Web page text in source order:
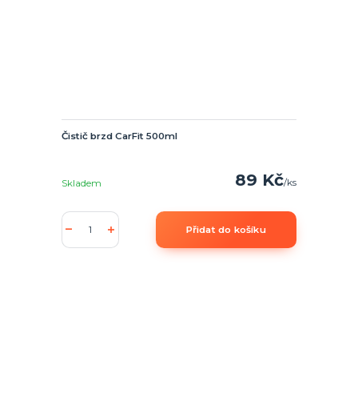
Čistič brzd CarFit 500ml
89 Kč/ks
Skladem
Přidat do košíku